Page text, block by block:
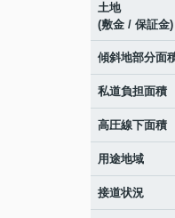
土地
(敷金 / 保証金)
傾斜地部分面
私道負担面積
高圧線下面積
用途地域
接道状況